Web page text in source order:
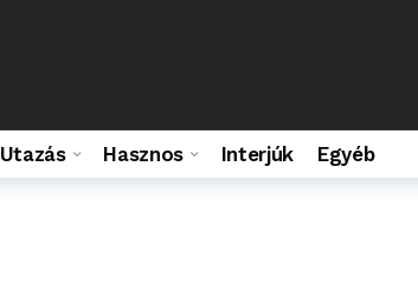
Utazás Hasznos Interjúk Egyéb